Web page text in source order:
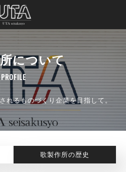
について
PROFILE
れるものづくり企業を目指して。
歌製作所の歴史